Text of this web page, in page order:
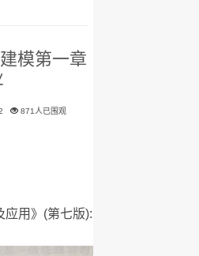
模第一章
871人已围观
用》(第七版):p43-1.1-(a)、(b)，